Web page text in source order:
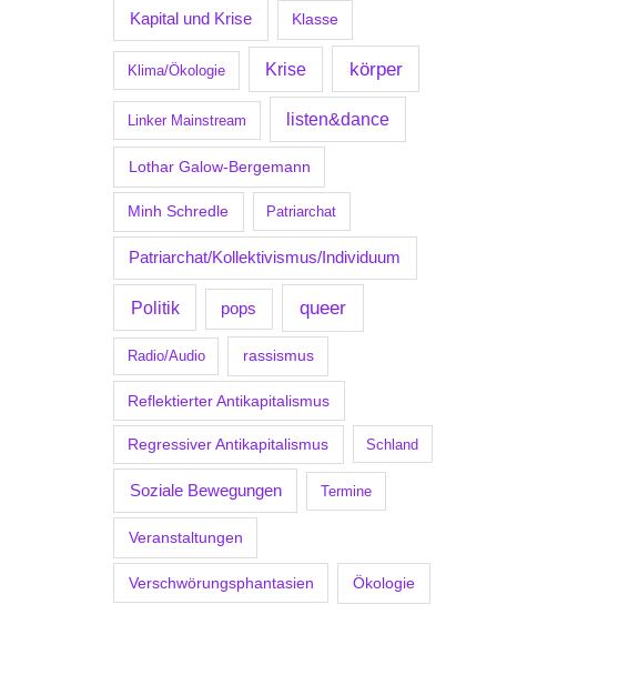
Kapital und Krise Klasse
Klima/Ökologie Krise körper
Linker Mainstream listen&dance
Lothar Galow-Bergemann
Minh Schredle Patriarchat
Patriarchat/Kollektivismus/Individuum
Politik pops queer
Radio/Audio rassismus
Reflektierter Antikapitalismus
Regressiver Antikapitalismus Schland
Soziale Bewegungen Termine
Veranstaltungen
Verschwörungsphantasien Ökologie